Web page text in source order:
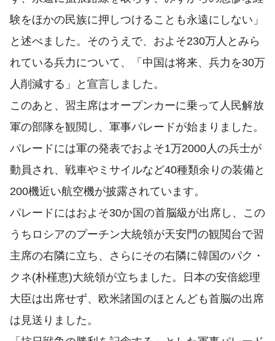
験をほかの民族に押しつけることも永遠にしない」
と述べました。そのうえで、およそ230万人とみら
れている兵力について、「中国は将来、兵力を30万
人削減する」と宣言しました。
このあと、習主席はオープンカーに乗って人民解放
軍の部隊を観閲し、軍事パレードが始まりました。
パレードには軍の発表でおよそ1万2000人の兵士が
動員され、戦車やミサイルなど40種類余りの装備と
200機近い航空機が披露されています。
パレードにはおよそ30か国の首脳級が出席し、この
うちロシアのプーチン大統領が天安門の観閲台で習
主席の右隣に立ち、さらにその右隣に韓国のパク・
クネ(朴槿恵)大統領が立ちました。日本の安倍総理
大臣は出席せず、欧米諸国のほとんども首脳の出席
は見送りました。